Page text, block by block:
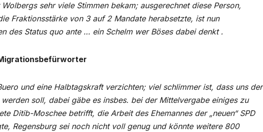
sehr viele Stimmen bekam; ausgerechnet diese Person,
Fraktionsstärke von 3 auf 2 Mandate herabsetzte, ist nun
des Status quo ante … ein Schelm wer Böses dabei denkt .
und eine Halbtagskraft verzichten; viel schlimmer ist, dass uns der
soll, dabei gäbe es insbes. bei der Mittelvergabe einiges zu
Ditib-Moschee betrifft, die Arbeit des Ehemannes der „neuen“ SPD
Regensburg sei noch nicht voll genug und könnte weitere 800